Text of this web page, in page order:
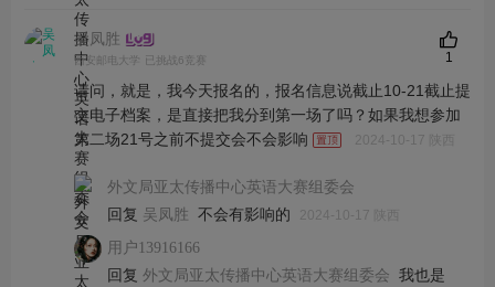
吴凤胜
西安邮电大学 已挑战6竞赛
请问，就是，我今天报名的，报名信息说截止10-21截止提
交电子档案，是直接把我分到第一场了吗？如果我想参加
第二场21号之前不提交会不会影响
2024-10-17 陕西
1
外文局亚太传播中心英语大赛组委会
回复 吴凤胜 不会有影响的 2024-10-17 陕西
用户13916166
回复 外文局亚太传播中心英语大赛组委会 我也是